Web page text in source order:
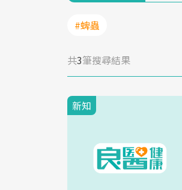
#蜱蟲
共3筆搜尋結果
新知